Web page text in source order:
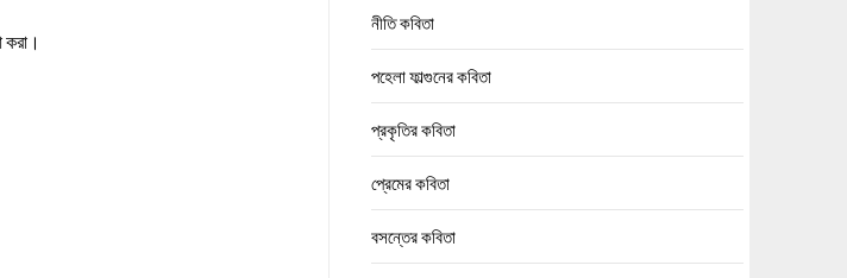
করা।
নীতি কবিতা
পহেলা ফাল্গুনের কবিতা
প্রকৃতির কবিতা
প্রেমের কবিতা
বসন্তের কবিতা